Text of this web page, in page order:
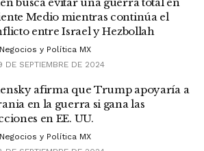
Medio mientras continúa el
entre Israel y Hezbollah
Negocios y Política MX
SEPTIEMBRE DE 2024
afirma que Trump apoyaría a
en la guerra si gana las
en EE. UU.
Negocios y Política MX